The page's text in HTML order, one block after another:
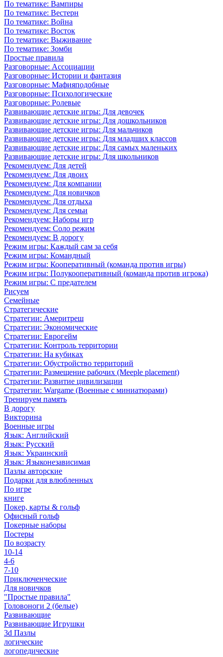
По тематике: Вампиры
По тематике: Вестерн
По тематике: Война
По тематике: Восток
По тематике: Выживание
По тематике: Зомби
Простые правила
Разговорные: Ассоциации
Разговорные: Истории и фантазия
Разговорные: Мафияподобные
Разговорные: Психологические
Разговорные: Ролевые
Развивающие детские игры: Для девочек
Развивающие детские игры: Для дошкольников
Развивающие детские игры: Для мальчиков
Развивающие детские игры: Для младших классов
Развивающие детские игры: Для самых маленьких
Развивающие детские игры: Для школьников
Рекомендуем: Для детей
Рекомендуем: Для двоих
Рекомендуем: Для компании
Рекомендуем: Для новичков
Рекомендуем: Для отдыха
Рекомендуем: Для семьи
Рекомендуем: Наборы игр
Рекомендуем: Соло режим
Рекомендуем: В дорогу
Режим игры: Каждый сам за себя
Режим игры: Командный
Режим игры: Кооперативный (команда против игры)
Режим игры: Полукооперативный (команда против игрока)
Режим игры: С предателем
Рисуем
Семейные
Стратегические
Стратегии: Америтреш
Стратегии: Экономические
Стратегии: Еврогейм
Стратегии: Контроль территории
Стратегии: На кубиках
Стратегии: Обустройство территорий
Стратегии: Размещение рабочих (Meeple placement)
Стратегии: Развитие цивилизации
Стратегии: Wargame (Военные с миниатюрами)
Тренируем память
В дорогу
Викторина
Военные игры
Язык: Английский
Язык: Русский
Язык: Украинский
Язык: Языконезависимая
Пазлы авторские
Подарки для влюбленных
По игре
книге
Покер, карты & гольф
Офисный гольф
Покерные наборы
Постеры
По возрасту
10-14
4-6
7-10
Приключенческие
Для новичков
"Простые правила"
Головоноги 2 (белые)
Развивающие
Развивающие Игрушки
3d Пазлы
логические
логопедические